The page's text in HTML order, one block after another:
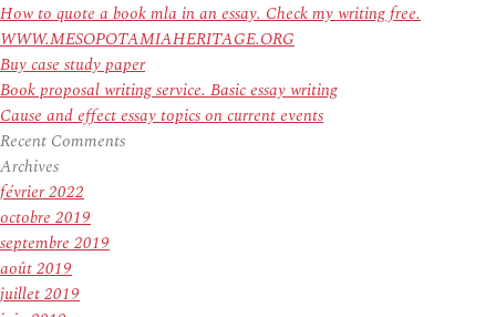
How to quote a book mla in an essay. Check my writing free.
WWW.MESOPOTAMIAHERITAGE.ORG
Buy case study paper
Book proposal writing service. Basic essay writing
Cause and effect essay topics on current events
Recent Comments
Archives
février 2022
octobre 2019
septembre 2019
août 2019
juillet 2019